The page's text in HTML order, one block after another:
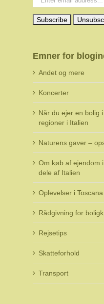
Emner for
Andet og mere
Koncerter
Når du ejer en bolig
regioner i Italien
Naturens gaver –
Om køb af ejendom
dele af Italien
Oplevelser i Toscana
Rådgivning for
Rejsetips
Skatteforhold
Transport